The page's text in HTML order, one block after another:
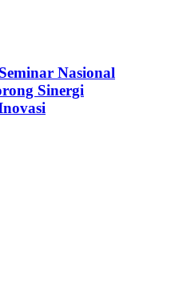
Nasional
Sinergi